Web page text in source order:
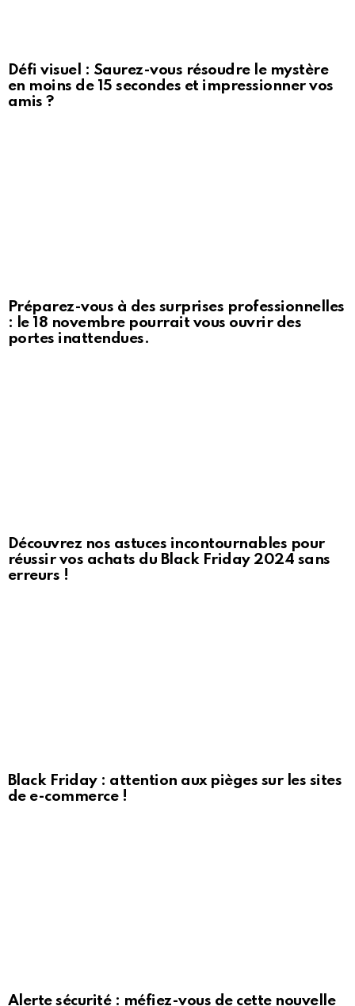
Défi visuel : Saurez-vous résoudre le mystère
en moins de 15 secondes et impressionner vos
amis ?
Préparez-vous à des surprises professionnelles
: le 18 novembre pourrait vous ouvrir des
portes inattendues.
Découvrez nos astuces incontournables pour
réussir vos achats du Black Friday 2024 sans
erreurs !
Black Friday : attention aux pièges sur les sites
de e-commerce !
Alerte sécurité : méfiez-vous de cette nouvelle